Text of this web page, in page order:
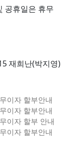
공휴일은 휴무
재희난(박지영)
이자 할부안내
이자 할부안내
이자 할부 안내
이자 할부안내